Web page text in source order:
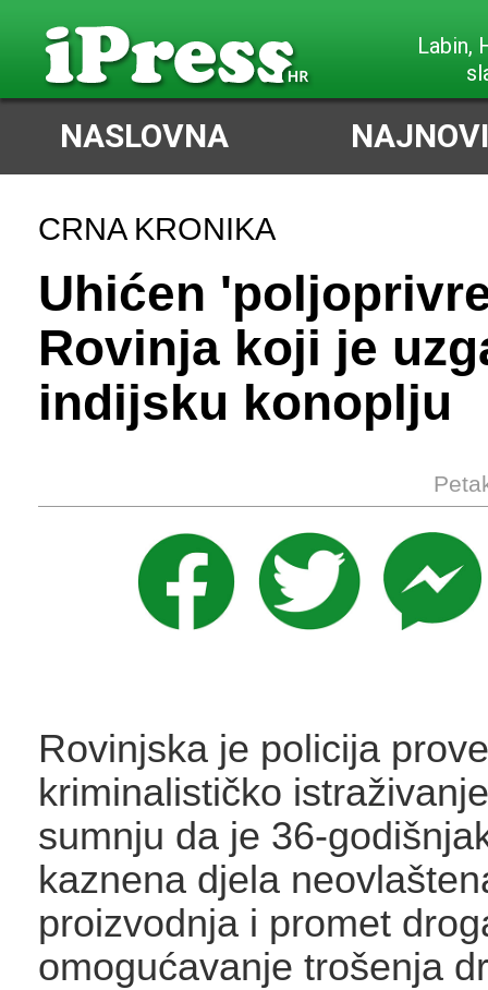
Labin,
NASLOVNA
CRNA KRONIKA
Uhićen
Rovinja koji je
indijsku konoplju
Rovinjska je policija
kriminalističko
sumnju da je 36-
kaznena djela
proizvodnja i promet
omogućavanje trošenja